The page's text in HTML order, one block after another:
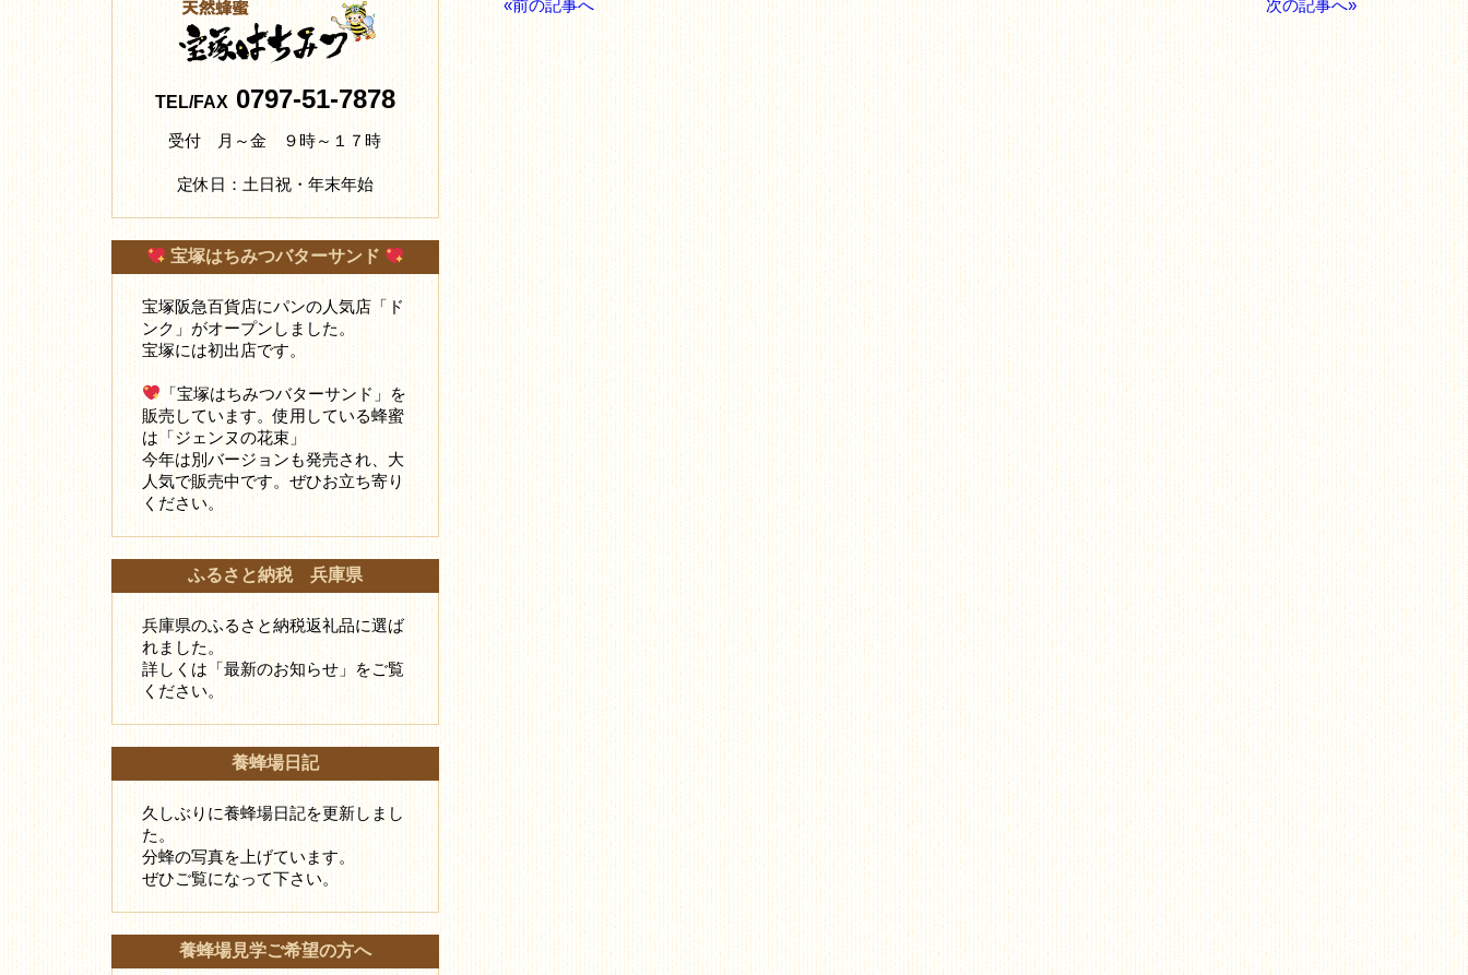
«前の記事へ 次の記事へ»
TEL/FAX0797-51-7878
受付 月～金 ９時～１７時
定休日：土日祝・年末年始
宝塚はちみつバターサンド
宝塚阪急百貨店にパンの人気店「ド
ンク」がオープンしました。
宝塚には初出店です。
「宝塚はちみつバターサンド」を
販売しています。使用している蜂蜜
は「ジェンヌの花束」
今年は別バージョンも発売され、大
人気で販売中です。ぜひお立ち寄り
ください。
ふるさと納税 兵庫県
兵庫県のふるさと納税返礼品に選ば
れました。
詳しくは「最新のお知らせ」をご覧
ください。
養蜂場日記
久しぶりに養蜂場日記を更新しまし
た。
分蜂の写真を上げています。
ぜひご覧になって下さい。
養蜂場見学ご希望の方へ